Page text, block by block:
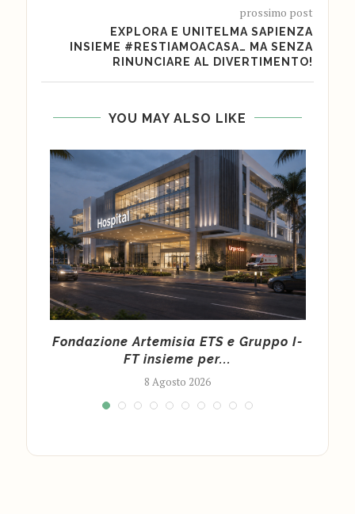
prossimo post
EXPLORA E UNITELMA SAPIENZA
INSIEME #RESTIAMOACASA… MA SENZA
RINUNCIARE AL DIVERTIMENTO!
YOU MAY ALSO LIKE
Fondazione Artemisia ETS e Gruppo I-
FT insieme per...
8 Agosto 2026